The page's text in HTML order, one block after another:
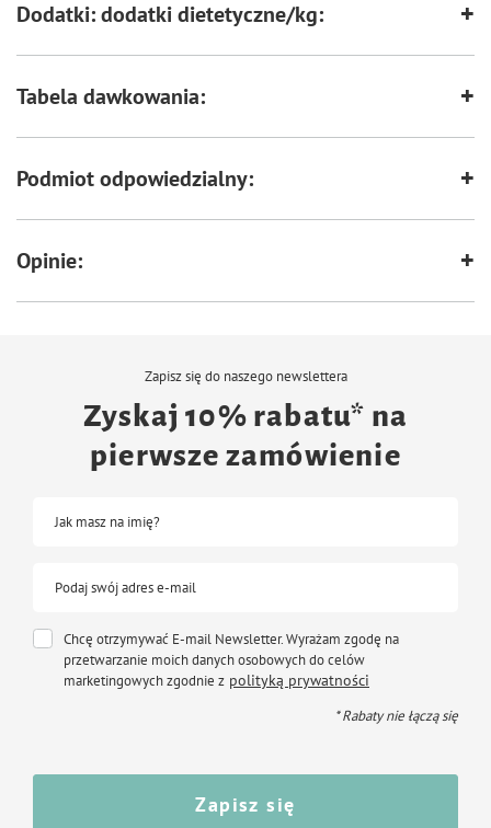
Dodatki: dodatki dietetyczne/kg:
Tabela dawkowania:
Podmiot odpowiedzialny:
Opinie:
Zapisz się do naszego newslettera
Zyskaj 10% rabatu* na
pierwsze zamówienie
Jak masz na imię?
Podaj swój adres e-mail
Chcę otrzymywać E-mail Newsletter. Wyrażam zgodę na
przetwarzanie moich danych osobowych do celów
marketingowych zgodnie z polityką prywatności
* Rabaty nie łączą się
Zapisz się